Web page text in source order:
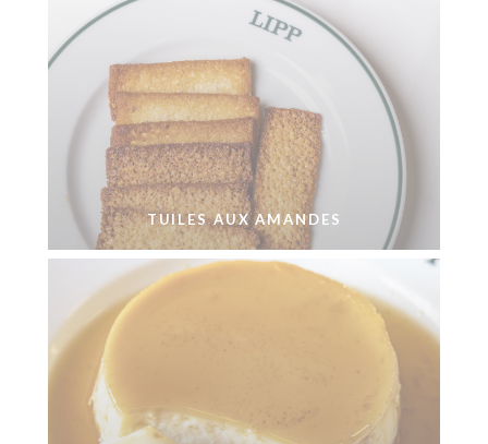
TUILES AUX AMANDES